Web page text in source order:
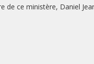
de ce ministère, Daniel